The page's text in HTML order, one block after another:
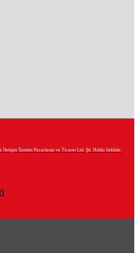
Tanıtım Pazarlama ve Ticaret Ltd. Şti. Hakkı Saklıdır.